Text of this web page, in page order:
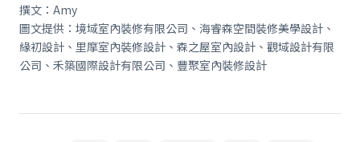
撰文：Amy
圖文提供：境域室內裝修有限公司、海睿森空間裝修美學設計、
緣初設計、里摩室內裝修設計、森之屋室內設計、觀域設計有限
公司、禾築國際設計有限公司、豐聚室內裝修設計